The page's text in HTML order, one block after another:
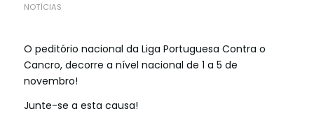
NOTÍCIAS
O peditório nacional da Liga Portuguesa Contra o
Cancro, decorre a nível nacional de 1 a 5 de
novembro!
Junte-se a esta causa!